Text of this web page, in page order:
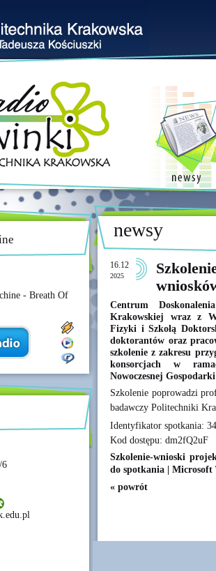
- Breath Of
6
newsy
16.12
2025
Centrum
Krakowskiej wraz z
Fizyki i Szkołą
doktorantów oraz
szkolenie z zakresu
konsorcjach w
Nowoczesnej
Szkolenie poprowadzi
badawczy Politechniki
Identyfikator spotkania:
Kod dostępu: dm2fQ2uF
Szkolenie-wnioski
do spotkania | Microsoft
« powrót